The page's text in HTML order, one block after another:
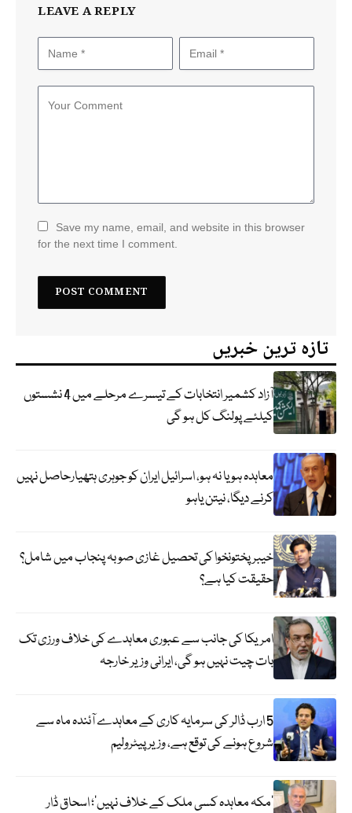
LEAVE A REPLY
Save my name, email, and website in this browser
for the next time I comment.
تازہ ترین خبریں
آزاد کشمیر انتخابات کے تیسرے مرحلے میں 4 نشستوں
کیلئے پولنگ کل ہو گی
معاہدہ ہو یا نہ ہو، اسرائیل ایران کو جوہری ہتھیارحاصل نہیں
کرنے دیگا، نیتن یاہو
خیبر پختونخوا کی تحصیل غازی صوبہ پنجاب میں شامل؟
حقیقت کیا ہے؟
امریکا کی جانب سے عبوری معاہدے کی خلاف ورزی تک
بات چیت نہیں ہو گی، ایرانی وزیر خارجہ
5 ارب ڈالر کی سرمایہ کاری کے معاہدے آئندہ ماہ سے
شروع ہونے کی توقع ہے، وزیر پیٹرولیم
‘مکہ معاہدہ کسی ملک کے خلاف نہیں’؛ اسحاق ڈار